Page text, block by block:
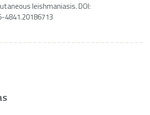
leishmaniasis. DOI:
4841.20186713